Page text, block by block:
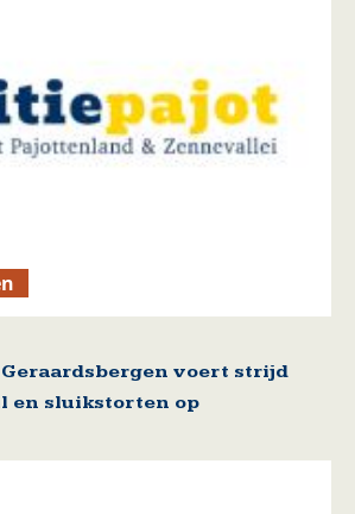
Geraardsbergen voert strijd
en sluikstorten op